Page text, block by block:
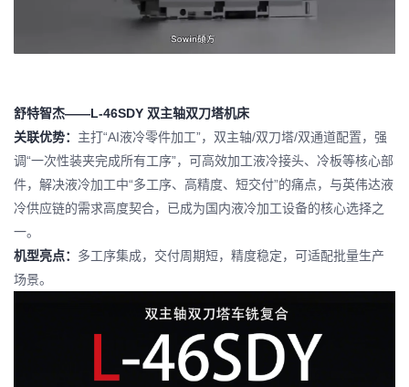
舒特智杰——L-46SDY 双主轴双刀塔机床
关联优势： 主打“AI液冷零件加工”，双主轴/双刀塔/双通道配置，强
调“一次性装夹完成所有工序”，可高效加工液冷接头、冷板等核心部
件，解决液冷加工中“多工序、高精度、短交付”的痛点，与英伟达液
冷供应链的需求高度契合，已成为国内液冷加工设备的核心选择之
一。
机型亮点： 多工序集成，交付周期短，精度稳定，可适配批量生产
场景。